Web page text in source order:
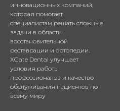
инновационных компаний,
которая помогает
специалистам решать сложные
задачи в области
восстановительной
реставрации и ортопедии.
XGate Dental улучшает
условия работы
профессионалов и качество
обслуживания пациентов по
всему миру